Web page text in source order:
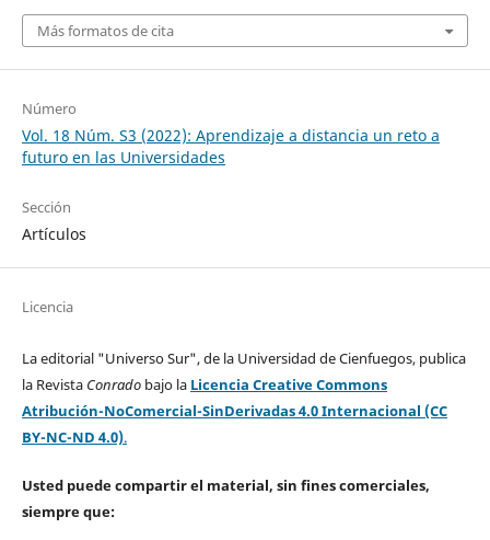
Más formatos de cita
Número
Vol. 18 Núm. S3 (2022): Aprendizaje a distancia un reto a
futuro en las Universidades
Sección
Artículos
Licencia
La editorial "Universo Sur", de la Universidad de Cienfuegos, publica
la Revista Conradobajo la Licencia Creative Commons
Atribución-NoComercial-SinDerivadas 4.0 Internacional (CC
BY-NC-ND 4.0).
Usted puede compartir el material, sin fines comerciales,
siempre que: